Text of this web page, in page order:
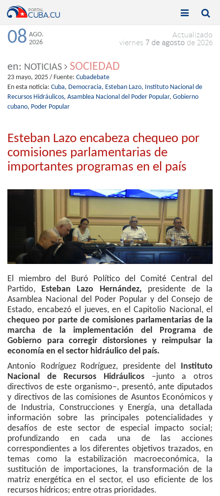
Toggle

Toggle

08 AGO.
2026
Actualizado
viernes 7 de agosto de 2026
en: NOTICIAS SOCIEDAD
23 mayo, 2025 / Fuente: Cubadebate
En esta noticia: Cuba, Democracia, Esteban Lazo, Instituto Nacional de
Recursos Hidráulicos, Asamblea Nacional del Poder Popular, Gobierno
cubano, Poder Popular
Esteban Lazo encabeza chequeo por
comisiones parlamentarias de
importantes programas en el país
El miembro del Buró Político del Comité Central del
Partido, Esteban Lazo Hernández, presidente de la
Asamblea Nacional del Poder Popular y del Consejo de
Estado, encabezó el jueves, en el Capitolio Nacional, el
chequeo por parte de comisiones parlamentarias de la
marcha de la implementación del Programa de
Gobierno para corregir distorsiones y reimpulsar la
economía en el sector hidráulico del país.
Antonio Rodríguez Rodríguez, presidente del Instituto
Nacional de Recursos Hidráulicos –junto a otros
directivos de este organismo–, presentó, ante diputados
y directivos de las comisiones de Asuntos Económicos y
de Industria, Construcciones y Energía, una detallada
información sobre las principales potencialidades y
desafíos de este sector de especial impacto social;
profundizando en cada una de las acciones
correspondientes a los diferentes objetivos trazados, en
temas como la estabilización macroeconómica, la
sustitución de importaciones, la transformación de la
matriz energética en el sector, el uso eficiente de los
recursos hídricos; entre otras prioridades.